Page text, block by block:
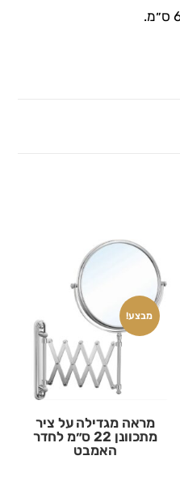
מבצע!
מראה מגדילה על ציר
מתכוונן 22 ס״מ לחדר
האמבט